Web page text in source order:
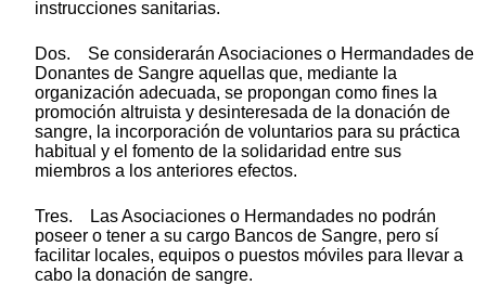
instrucciones sanitarias.
Dos. Se considerarán Asociaciones o Hermandades de
Donantes de Sangre aquellas que, mediante la
organización adecuada, se propongan como fines la
promoción altruista y desinteresada de la donación de
sangre, la incorporación de voluntarios para su práctica
habitual y el fomento de la solidaridad entre sus
miembros a los anteriores efectos.
Tres. Las Asociaciones o Hermandades no podrán
poseer o tener a su cargo Bancos de Sangre, pero sí
facilitar locales, equipos o puestos móviles para llevar a
cabo la donación de sangre.